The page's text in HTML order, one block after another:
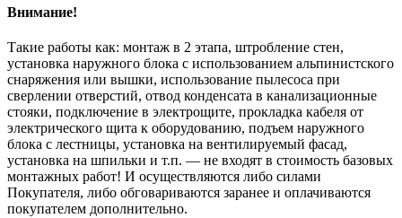
Внимание!
Такие работы как: монтаж в 2 этапа, штробление стен,
установка наружного блока с использованием альпинистского
снаряжения или вышки, использование пылесоса при
сверлении отверстий, отвод конденсата в канализационные
стояки, подключение в электрощите, прокладка кабеля от
электрического щита к оборудованию, подъем наружного
блока с лестницы, установка на вентилируемый фасад,
установка на шпильки и т.п. — не входят в стоимость базовых
монтажных работ! И осуществляются либо силами
Покупателя, либо обговариваются заранее и оплачиваются
покупателем дополнительно.